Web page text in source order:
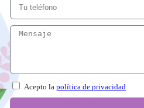
Acepto lapolítica de privacidad